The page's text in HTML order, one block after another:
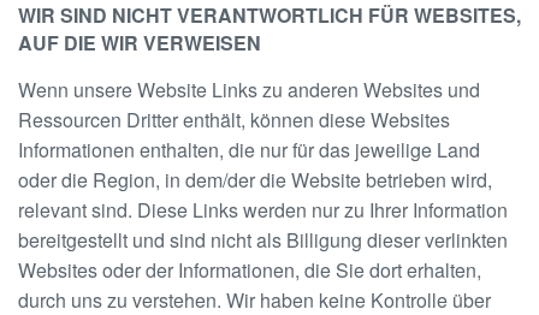
WIR SIND NICHT VERANTWORTLICH FÜR WEBSITES,
AUF DIE WIR VERWEISEN
Wenn unsere Website Links zu anderen Websites und
Ressourcen Dritter enthält, können diese Websites
Informationen enthalten, die nur für das jeweilige Land
oder die Region, in dem/der die Website betrieben wird,
relevant sind. Diese Links werden nur zu Ihrer Information
bereitgestellt und sind nicht als Billigung dieser verlinkten
Websites oder der Informationen, die Sie dort erhalten,
durch uns zu verstehen. Wir haben keine Kontrolle über